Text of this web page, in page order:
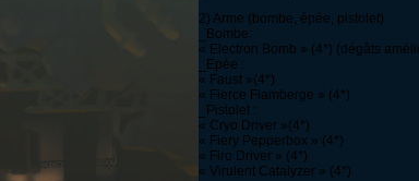
2) Arme (bombe, épée, pistolet)
_Bombe:
« Electron Bomb » (4*) (dégâts
_Epée :
« Faust »(4*)
« Fierce Flamberge » (4*)
_Pistolet :
« Cryo Driver »(4*)
« Fiery Pepperbox » (4*)
« Firo Driver » (4*)
« Virulent Catalyzer » (4*)